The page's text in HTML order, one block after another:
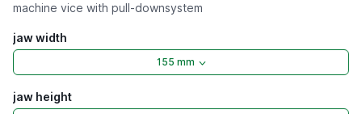
machine vice with pull-downsystem
jaw width
155 mm
jaw height